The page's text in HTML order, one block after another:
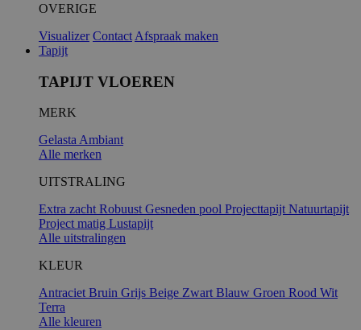
OVERIGE
Visualizer Contact Afspraak maken
Tapijt
TAPIJT VLOEREN
MERK
Gelasta Ambiant
Alle merken
UITSTRALING
Extra zacht Robuust Gesneden pool Projecttapijt Natuurtapijt
Project matig Lustapijt
Alle uitstralingen
KLEUR
Antraciet Bruin Grijs Beige Zwart Blauw Groen Rood Wit
Terra
Alle kleuren